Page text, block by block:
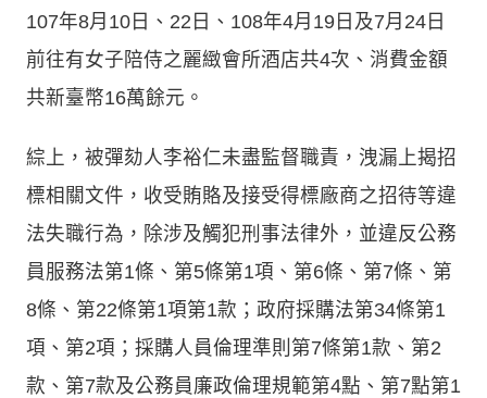
107年8月10日、22日、108年4月19日及7月24日
前往有女子陪侍之麗緻會所酒店共4次、消費金額
共新臺幣16萬餘元。
綜上，被彈劾人李裕仁未盡監督職責，洩漏上揭招
標相關文件，收受賄賂及接受得標廠商之招待等違
法失職行為，除涉及觸犯刑事法律外，並違反公務
員服務法第1條、第5條第1項、第6條、第7條、第
8條、第22條第1項第1款；政府採購法第34條第1
項、第2項；採購人員倫理準則第7條第1款、第2
款、第7款及公務員廉政倫理規範第4點、第7點第1